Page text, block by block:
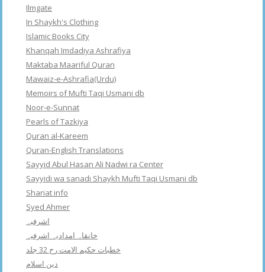
Ilmgate
In Shaykh's Clothing
Islamic Books City
Khanqah Imdadiya Ashrafiya
Maktaba Maariful Quran
Mawaiz-e-Ashrafia(Urdu)
Memoirs of Mufti Taqi Usmani db
Noor-e-Sunnat
Pearls of Tazkiya
Quran al-Kareem
Quran-English Translations
Sayyid Abul Hasan Ali Nadwi ra Center
Sayyidi wa sanadi Shaykh Mufti Taqi Usmani db
Shariat info
Syed Ahmer
اشرفبہ
خانقاہ امدادیہ اشرفیہ
خطبات حکیم الامت رح 32 جلد
دین اسلام